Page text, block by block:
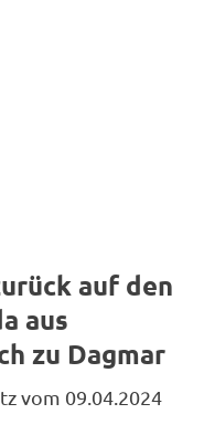
auf den
aus
zu Dagmar
vom 09.04.2024